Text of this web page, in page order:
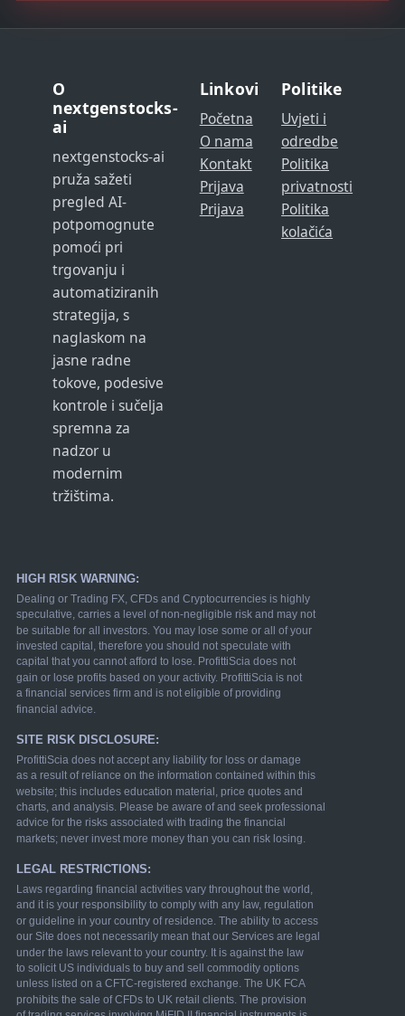
O
nextgenstocks-
ai
nextgenstocks-ai
pruža sažeti
pregled AI-
potpomognute
pomoći pri
trgovanju i
automatiziranih
strategija, s
naglaskom na
jasne radne
tokove, podesive
kontrole i sučelja
spremna za
nadzor u
modernim
tržištima.
Linkovi
Početna
O nama
Kontakt
Prijava
Prijava
Politike
Uvjeti i
odredbe
Politika
privatnosti
Politika
kolačića